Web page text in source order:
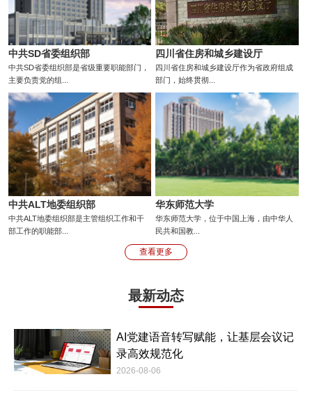
中共SD省委组织部
中共SD省委组织部是省级重要职能部门，
主要负责党的组...
四川省住房和城乡建设厅
四川省住房和城乡建设厅作为省政府组成
部门，始终贯彻...
中共ALT地委组织部
中共ALT地委组织部是主管组织工作和干
部工作的职能部...
华东师范大学
华东师范大学，位于中国上海，由中华人
民共和国教...
查看更多
最新动态
AI党建语音转写赋能，让基层会议记
录高效规范化
2026-08-06